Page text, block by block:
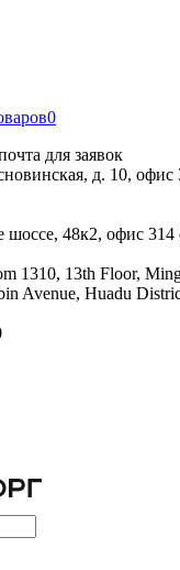
0
для заявок
д. 10,
шоссе, 48к2, офис
1310, 13th Floor,
Avenue, Huadu